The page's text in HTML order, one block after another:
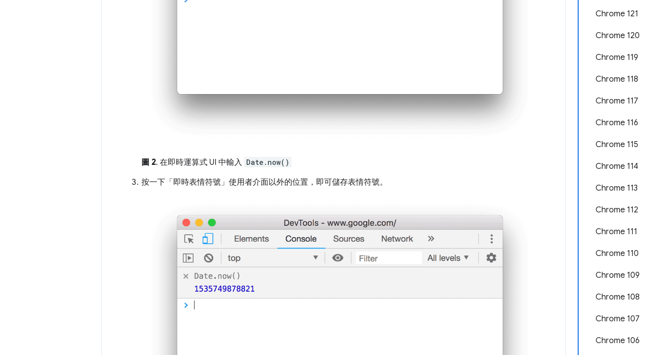
Chrome 121
Chrome 120
Chrome 119
Chrome 118
Chrome 117
Chrome 116
Chrome 115
Chrome 114
Chrome 113
Chrome 112
Chrome 111
Chrome 110
Chrome 109
Chrome 108
Chrome 107
Chrome 106
圖 2. 在即時運算式 UI 中輸入 Date.now()
按一下「即時表情符號」使用者介面以外的位置，即可儲存表情符號。